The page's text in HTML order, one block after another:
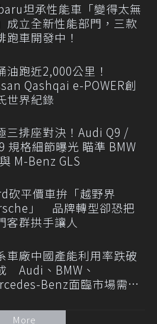
坦承性能車「變得太無
成立全新性能部門，三款
跑車開發中！
油跑近2,000公里！
Qashqai e-POWER創
世界紀錄
三排座對決！Audi Q9 /
規格細節曝光 瞄準 BMW
M-Benz GLS
砍平價車拚「越野界
」 品牌轉型卻恐把
客群拱手讓人
車廠中國產能利用率跌破
Audi、BMW、
Benz面臨市場需求
More